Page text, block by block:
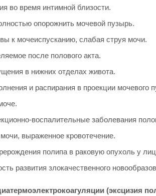
во время интимной близости.
опорожнить мочевой пузырь.
к мочеиспусканию, слабая струя мочи.
после полового акта.
в нижних отделах живота.
и распирания в проекции мочевого
воспалительные заболевания
выраженное кровотечение.
полипа в раковую опухоль у
развития злокачественного
иатермоэлектрокоагуляции (эксцизия